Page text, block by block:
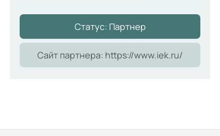
Статус: Партнер
Сайт партнера: https://www.iek.ru/